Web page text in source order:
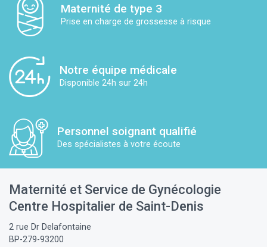
Maternité de type 3
Prise en charge de grossesse à risque
Notre équipe médicale
Disponible 24h sur 24h
Personnel soignant qualifié
Des spécialistes à votre écoute
Maternité et Service de Gynécologie
Centre Hospitalier de Saint-Denis
2 rue Dr Delafontaine
BP-279-93200